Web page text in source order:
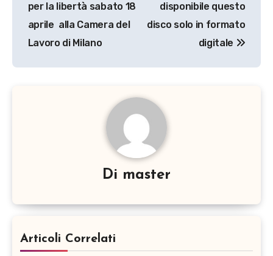
per la libertà sabato 18
aprile alla Camera del
Lavoro di Milano
disponibile questo
disco solo in formato
digitale
Di master
Articoli Correlati